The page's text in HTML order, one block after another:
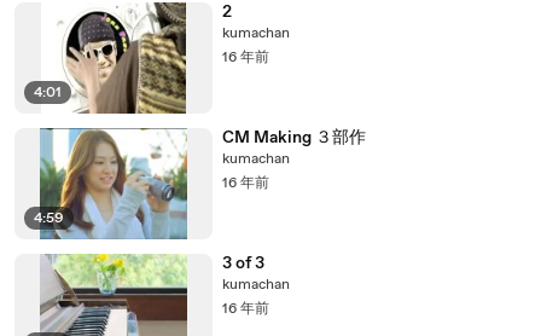
4:01
2
kumachan
16 年前
4:59
CM Making ３部作
kumachan
16 年前
3 of 3
kumachan
16 年前